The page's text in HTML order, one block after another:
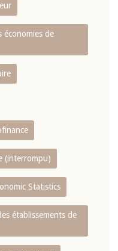
économies de
(interrompu)
Statistics
établissements de